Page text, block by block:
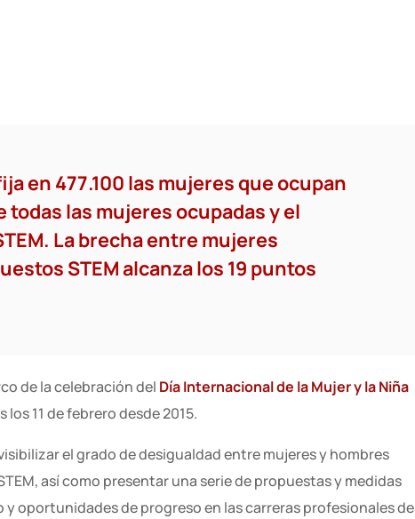
en 477.100 las mujeres que ocupan
todas las mujeres ocupadas y el
La brecha entre mujeres
STEM alcanza los 19 puntos
de la celebración del Día Internacional de la Mujer y la Niña
11 de febrero desde 2015.
el grado de desigualdad entre mujeres y hombres
así como presentar una serie de propuestas y medidas
oportunidades de progreso en las carreras profesionales de